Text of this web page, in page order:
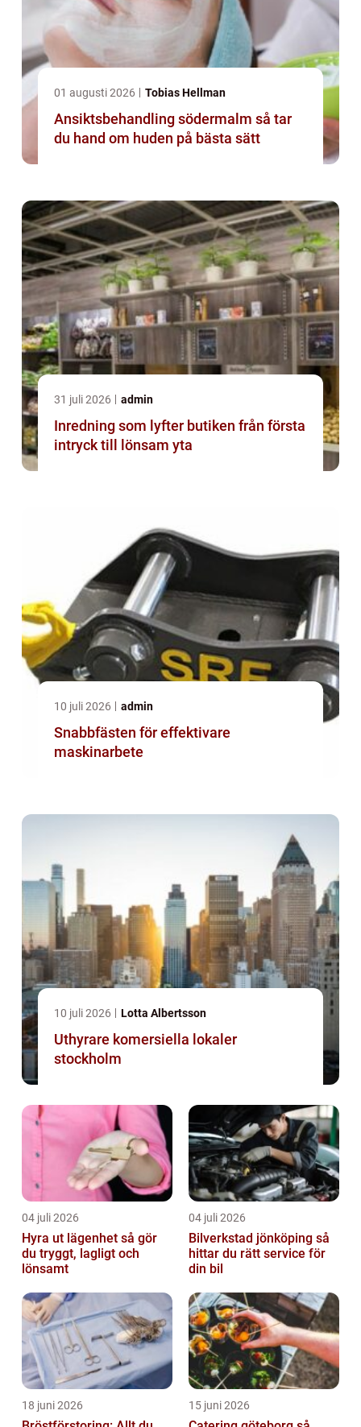
01 augusti 2026 Tobias Hellman
Ansiktsbehandling södermalm så tar
du hand om huden på bästa sätt
31 juli 2026 admin
Inredning som lyfter butiken från första
intryck till lönsam yta
10 juli 2026 admin
Snabbfästen för effektivare
maskinarbete
10 juli 2026 Lotta Albertsson
Uthyrare komersiella lokaler
stockholm
04 juli 2026
Hyra ut lägenhet så gör
du tryggt, lagligt och
lönsamt
04 juli 2026
Bilverkstad jönköping så
hittar du rätt service för
din bil
18 juni 2026 15 juni 2026